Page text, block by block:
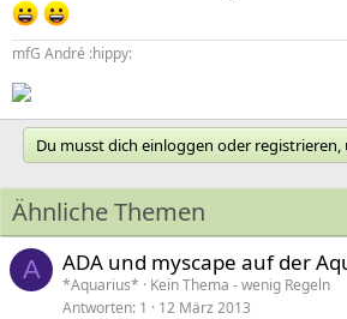
mfG André :hippy:
Du musst dich einloggen oder
Ähnliche Themen
A ADA und myscape auf der
*Aquarius*
Kein Thema - wenig Regeln
Antworten 1 12 März 2013